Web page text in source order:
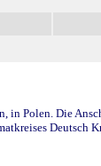
Polen. Die